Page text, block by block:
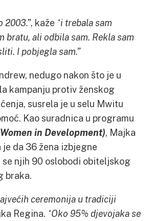
2003.”, kaže “i trebala sam
bratu, ali odbila sam. Rekla sam
I pobjegla sam.”
nedugo nakon što je u
kampanju protiv ženskog
susrela je u selu Mwitu
Kao suradnica u programu
in Development), Majka
da 36 žena izbjegne
se njih 90 oslobodi obiteljskog
braka.
ceremonija u tradiciji
Regina. “Oko 95% djevojaka se